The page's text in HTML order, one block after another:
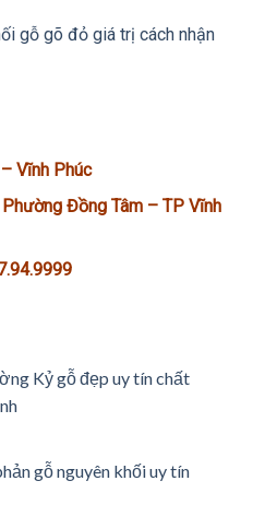
gỗ gõ đỏ giá trị cách nhận
Vĩnh Phúc
Đồng Tâm – TP Vĩnh
Kỷ gỗ đẹp uy tín chất
gỗ nguyên khối uy tín